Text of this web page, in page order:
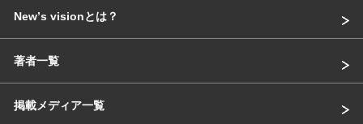
Newʼs visionとは？
著者一覧
掲載メディア一覧